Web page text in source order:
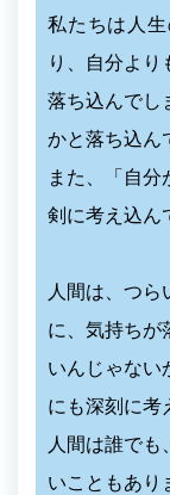
私たちは人
り、自分よ
落ち込んでし
かと落ち込ん
また、「自
剣に考え込ん
人間は、つら
に、気持ちが
いんじゃない
にも深刻に考
人間は誰でも
いこともあり